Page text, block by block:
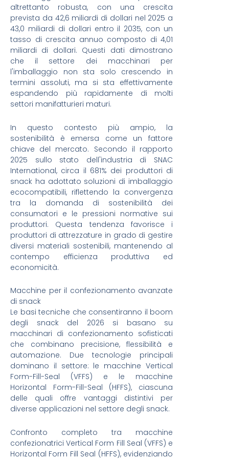
altrettanto robusta, con una crescita
prevista da 42,6 miliardi di dollari nel 2025 a
43,0 miliardi di dollari entro il 2035, con un
tasso di crescita annuo composto di 4,01
miliardi di dollari. Questi dati dimostrano
che il settore dei macchinari per
l'imballaggio non sta solo crescendo in
termini assoluti, ma si sta effettivamente
espandendo più rapidamente di molti
settori manifatturieri maturi.
In questo contesto più ampio, la
sostenibilità è emersa come un fattore
chiave del mercato. Secondo il rapporto
2025 sullo stato dell'industria di SNAC
International, circa il 681% dei produttori di
snack ha adottato soluzioni di imballaggio
ecocompatibili, riflettendo la convergenza
tra la domanda di sostenibilità dei
consumatori e le pressioni normative sui
produttori. Questa tendenza favorisce i
produttori di attrezzature in grado di gestire
diversi materiali sostenibili, mantenendo al
contempo efficienza produttiva ed
economicità.
Macchine per il confezionamento avanzate
di snack
Le basi tecniche che consentiranno il boom
degli snack del 2026 si basano su
macchinari di confezionamento sofisticati
che combinano precisione, flessibilità e
automazione. Due tecnologie principali
dominano il settore: le macchine Vertical
Form-Fill-Seal (VFFS) e le macchine
Horizontal Form-Fill-Seal (HFFS), ciascuna
delle quali offre vantaggi distintivi per
diverse applicazioni nel settore degli snack.
Confronto completo tra macchine
confezionatrici Vertical Form Fill Seal (VFFS) e
Horizontal Form Fill Seal (HFFS), evidenziando